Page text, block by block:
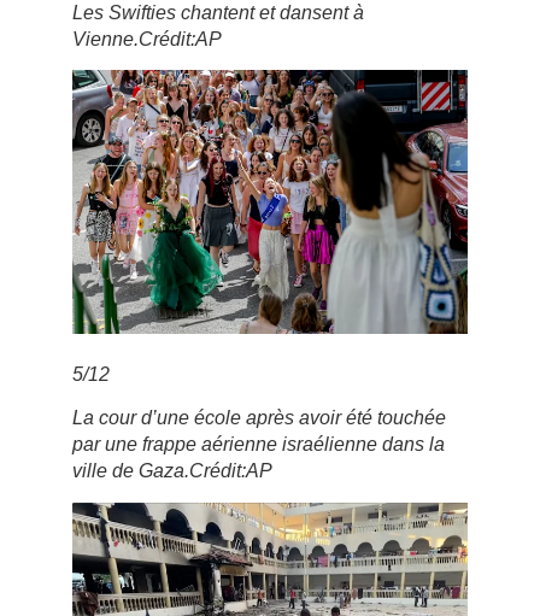
Les Swifties chantent et dansent à
Vienne.Crédit:AP
5/12
La cour d’une école après avoir été touchée
par une frappe aérienne israélienne dans la
ville de Gaza.Crédit:AP